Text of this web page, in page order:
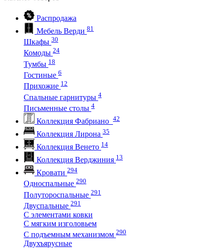
Распродажа
Мебель Верди 81
Шкафы 30
Комоды 24
Тумбы 18
Гостиные 6
Прихожие 12
Спальные гарнитуры 4
Письменные столы 4
Коллекция Фабриано 42
Коллекция Лирона 35
Коллекция Венето 14
Коллекция Верджиния 13
Кровати 294
Односпальные 290
Полутороспальные 291
Двуспальные 291
С элементами ковки
С мягким изголовьем
С подъемным механизмом 290
Двухъярусные